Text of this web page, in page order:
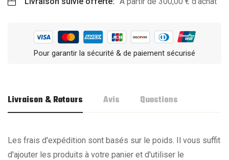
Pour garantir la sécurité & de paiement sécurisé
Livraison & Retours Avis Questions
Les frais d'expédition sont basés sur le poids. Il vous suffit
d'ajouter les produits à votre panier et d'utiliser le